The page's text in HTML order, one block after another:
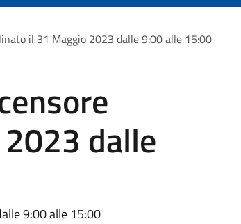
il 31 Maggio 2023 dalle 9:00 alle 15:00
dalle
9:00 alle 15:00